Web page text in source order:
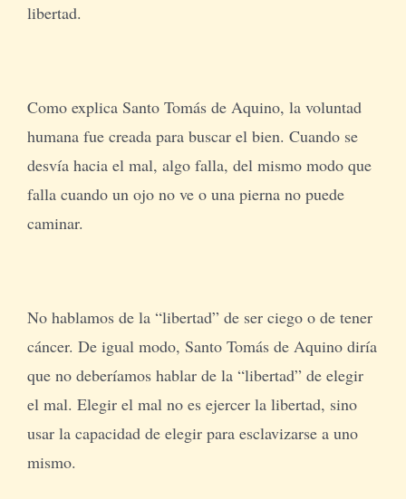
libertad.
Como explica Santo Tomás de Aquino, la voluntad
humana fue creada para buscar el bien. Cuando se
desvía hacia el mal, algo falla, del mismo modo que
falla cuando un ojo no ve o una pierna no puede
caminar.
No hablamos de la “libertad” de ser ciego o de tener
cáncer. De igual modo, Santo Tomás de Aquino diría
que no deberíamos hablar de la “libertad” de elegir
el mal. Elegir el mal no es ejercer la libertad, sino
usar la capacidad de elegir para esclavizarse a uno
mismo.